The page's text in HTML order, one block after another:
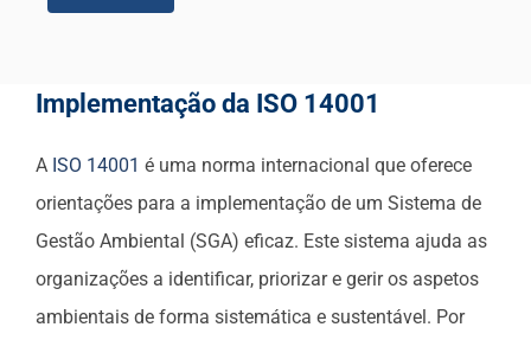
Implementação da ISO 14001
A ISO 14001 é uma norma internacional que oferece
orientações para a implementação de um Sistema de
Gestão Ambiental (SGA) eficaz. Este sistema ajuda as
organizações a identificar, priorizar e gerir os aspetos
ambientais de forma sistemática e sustentável. Por